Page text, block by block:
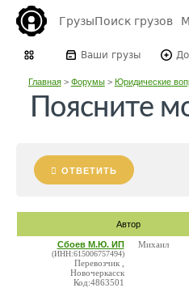
ГрузыПоиск грузов
Ваши грузы
Главная> Форумы> Юридические
Поясните
ОТВЕТИТЬ
Автор
Сбоев М.Ю. ИП
(ИНН:615006757494)
Перевозчик ,
Новочеркасск
Код:4863501
Михаил